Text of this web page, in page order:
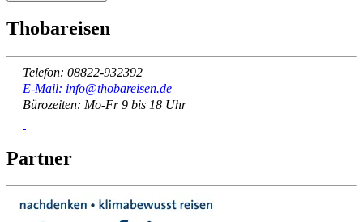
Thobareisen
Telefon: 08822-932392
E-Mail: info@thobareisen.de
Bürozeiten: Mo-Fr 9 bis 18 Uhr
Partner